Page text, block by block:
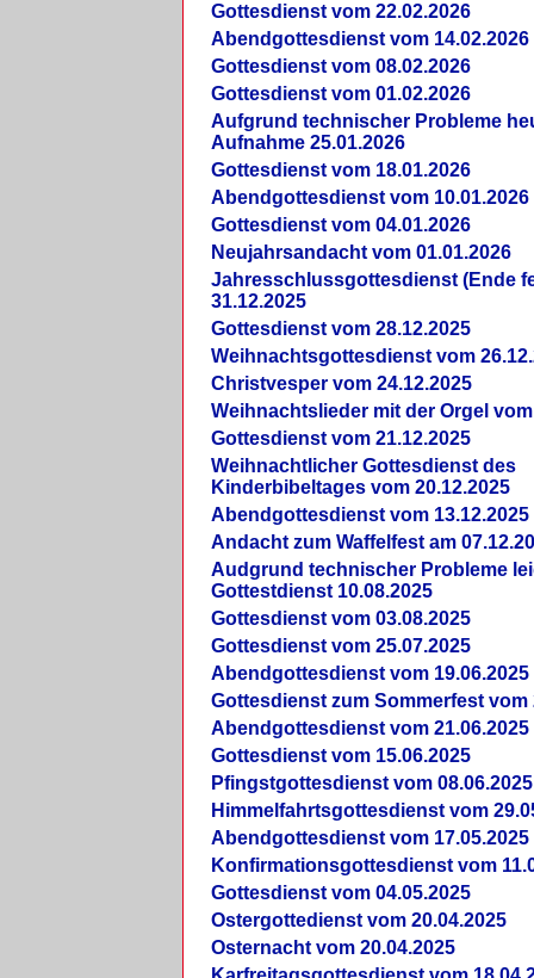
Gottesdienst vom 22.02.2026
Abendgottesdienst vom 14.02.2026
Gottesdienst vom 08.02.2026
Gottesdienst vom 01.02.2026
Aufgrund technischer Probleme
Aufnahme 25.01.2026
Gottesdienst vom 18.01.2026
Abendgottesdienst vom 10.01.2026
Gottesdienst vom 04.01.2026
Neujahrsandacht vom 01.01.2026
Jahresschlussgottesdienst (Ende
31.12.2025
Gottesdienst vom 28.12.2025
Weihnachtsgottesdienst vom
Christvesper vom 24.12.2025
Weihnachtslieder mit der Orgel vom
Gottesdienst vom 21.12.2025
Weihnachtlicher Gottesdienst des
Kinderbibeltages vom 20.12.2025
Abendgottesdienst vom 13.12.2025
Andacht zum Waffelfest am
Audgrund technischer Probleme
Gottestdienst 10.08.2025
Gottesdienst vom 03.08.2025
Gottesdienst vom 25.07.2025
Abendgottesdienst vom 19.06.2025
Gottesdienst zum Sommerfest vom
Abendgottesdienst vom 21.06.2025
Gottesdienst vom 15.06.2025
Pfingstgottesdienst vom 08.06.2025
Himmelfahrtsgottesdienst vom
Abendgottesdienst vom 17.05.2025
Konfirmationsgottesdienst vom
Gottesdienst vom 04.05.2025
Ostergottedienst vom 20.04.2025
Osternacht vom 20.04.2025